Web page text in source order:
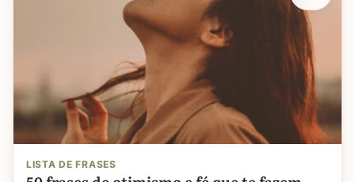
LISTA DE FRASES